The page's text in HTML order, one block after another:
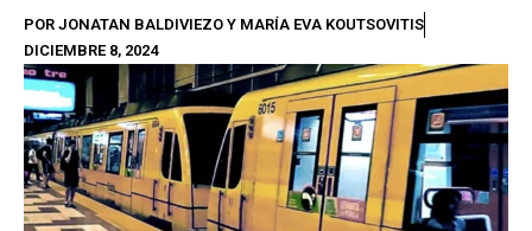
POR JONATAN BALDIVIEZO Y MARÍA EVA KOUTSOVITIS
DICIEMBRE 8, 2024